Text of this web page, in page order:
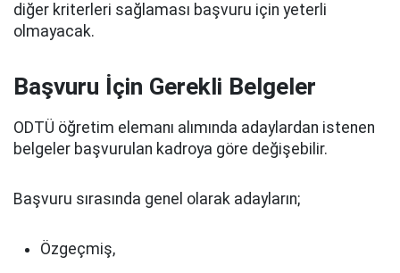
diğer kriterleri sağlaması başvuru için yeterli
olmayacak.
Başvuru İçin Gerekli Belgeler
ODTÜ öğretim elemanı alımında adaylardan istenen
belgeler başvurulan kadroya göre değişebilir.
Başvuru sırasında genel olarak adayların;
Özgeçmiş,